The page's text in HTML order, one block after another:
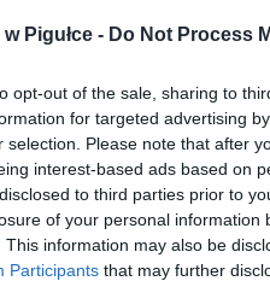
Pigułce - Do Not Process
opt-out of the sale, sharing to
for targeted advertising
selection. Please note that after
interest-based ads based on
to third parties prior to
of your personal information
This information may also be
Participants that may further